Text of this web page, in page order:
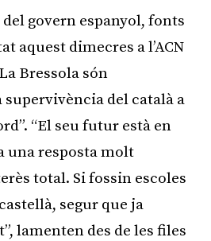
govern espanyol, fonts
aquest dimecres a l’ACN
Bressola són
supervivència del català a
“El seu futur està en
una resposta molt
total. Si fossin escoles
segur que ja
lamenten des de les files